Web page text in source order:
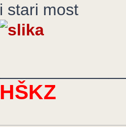
i stari most
HŠKZ